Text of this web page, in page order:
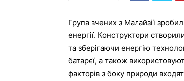
Група вчених з Малайзії
енергії. Конструктори
та зберігаючи енергію
батареї, а також
факторів з боку природи